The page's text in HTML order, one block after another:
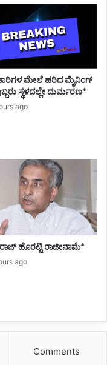
ಮೇಲೆ ಹರಿದ ಮೈನಿಂಗ್
ಸ್ಥಳದಲ್ಲೇ ದುರ್ಮರಣ*
ago
ಹೊರಟ್ಟಿ ರಾಜೀನಾಮೆ*
ago
Comments